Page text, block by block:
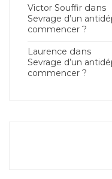
Victor Souffir dans
Sevrage d’un
commencer ?
Laurence dans
Sevrage d’un
commencer ?